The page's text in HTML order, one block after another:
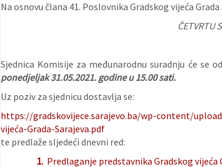
Na osnovu člana 41. Poslovnika Gradskog vijeća
ČETVRTU
Sjednica Komisije za međunarodnu suradnju će se
ponedjeljak 31.05.2021. godineu 15.00 sati.
Uz poziv za sjednicu dostavlja se:
https://gradskovijece.sarajevo.ba/wp-content/
vijeća-Grada-Sarajeva.pdf
te predlaže sljedeći dnevni red:
1. Predlaganje predstavnika Gradskog vijeća